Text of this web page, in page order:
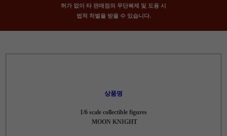
허가 없이 타 판매점의 무단복제 및 도용 시
법적 처벌을 받을 수 있습니다.
상품명
1/6 scale collectible figures
MOON KNIGHT